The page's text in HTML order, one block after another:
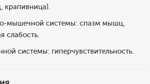
крапивница).
мышечной системы: спазм мышц,
слабость.
системы: гиперчувствительность.